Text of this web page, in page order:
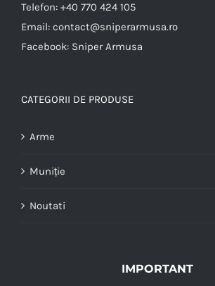
Telefon: +40 770 424 105
Email: contact@sniperarmusa.ro
Facebook: Sniper Armusa
CATEGORII DE PRODUSE
Arme
Muniție
Noutati
IMPORTANT